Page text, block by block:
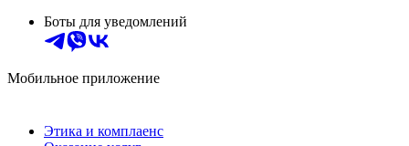
Боты для уведомлений
Мобильное приложение
Этика и комплаенс